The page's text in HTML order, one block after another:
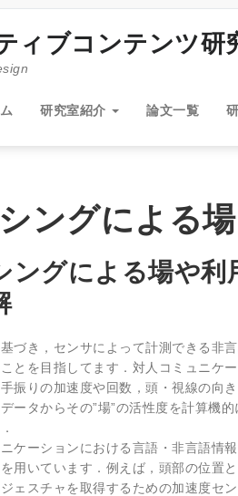
ティブコンテンツ研
研究室紹介 論文一覧
ングによる
ングによる場や利
づき，センサによって計測できる非
とを目指してます．対人コミュニケ
振りの加速度や回数，頭・視線の向
ータからその”場”の活性度を計算機
ケーションにおける言語・非言語情
用いています．例えば，頭部の位置
ェスチャを取得するための加速度セ